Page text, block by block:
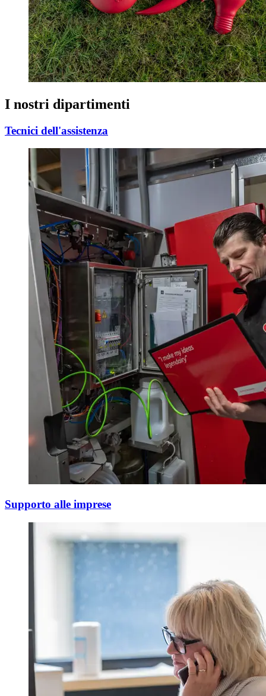
I nostri dipartimenti
Tecnici dell'assistenza
Supporto alle imprese